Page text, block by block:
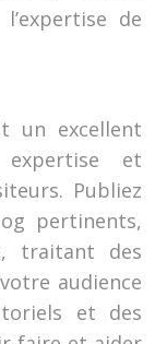
de
un excellent
et
Publiez
pertinents,
traitant des
audience
et des